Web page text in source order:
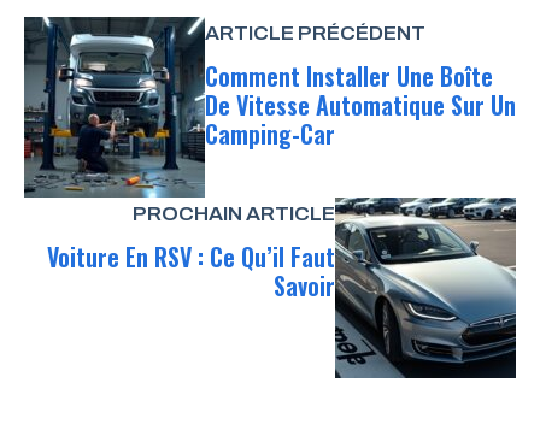
ARTICLE PRÉCÉDENT
Comment Installer Une Boîte
De Vitesse Automatique Sur Un
Camping-Car
PROCHAIN ARTICLE
Voiture En RSV : Ce Qu’il Faut
Savoir